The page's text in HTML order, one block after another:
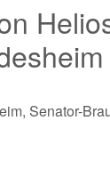
Senator-